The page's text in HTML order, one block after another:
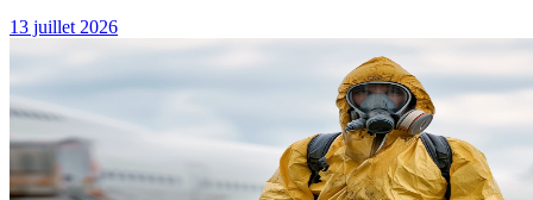
13 juillet 2026